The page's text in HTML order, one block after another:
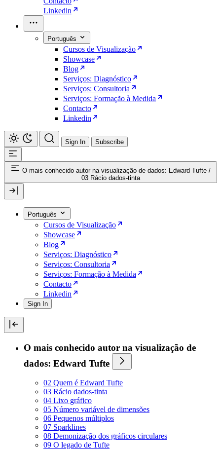
Linkedin
Português
Cursos de Visualização
Showcase
Blog
Serviços: Diagnóstico
Serviços: Consultoria
Serviços: Formação à Medida
Contacto
Linkedin
Sign In Subscribe
O mais conhecido autor na visualização de dados: Edward Tufte /
03 Rácio dados-tinta
Português
Cursos de Visualização
Showcase
Blog
Serviços: Diagnóstico
Serviços: Consultoria
Serviços: Formação à Medida
Contacto
Linkedin
Sign In
O mais conhecido autor na visualização de
dados: Edward Tufte
02 Quem é Edward Tufte
03 Rácio dados-tinta
04 Lixo gráfico
05 Número variável de dimensões
06 Pequenos múltiplos
07 Sparklines
08 Demonização dos gráficos circulares
09 O legado de Tufte